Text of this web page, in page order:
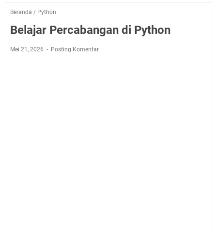
Beranda / Python
Belajar Percabangan di Python
Mei 21, 2026 Posting Komentar